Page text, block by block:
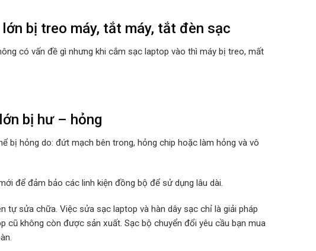
bị treo máy, tắt máy, tắt đèn sạc
có vấn đề gì nhưng khi cắm sạc laptop vào thì máy bị treo, mất
bị hư – hỏng
bị hỏng do: đứt mạch bên trong, hỏng chip hoặc làm hỏng và vô
để đảm bảo các linh kiện đồng bộ để sử dụng lâu dài.
tự sửa chữa. Việc sửa sạc laptop và hàn dây sạc chỉ là giải pháp
cũ không còn được sản xuất. Sạc bộ chuyển đổi yêu cầu bạn mua